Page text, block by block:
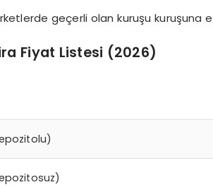
geçerli olan kuruşu kuruşuna
Fiyat Listesi (2026)